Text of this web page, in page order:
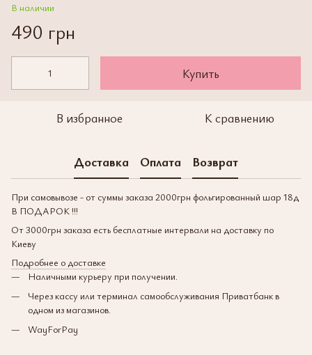
В наличии
490 грн
Купить
В избранное К сравнению
Доставка Оплата Возврат
При самовывозе - от суммы заказа 2000грн фольгированный шар 18д
В ПОДАРОК !!!
От 3000грн заказа есть бесплатные интервали на доставку по
Киеву
Подробнее о доставке
Наличными курьеру при получении.
Через кассу или терминал самообслуживания Приватбанк в
одном из магазинов.
WayForPay